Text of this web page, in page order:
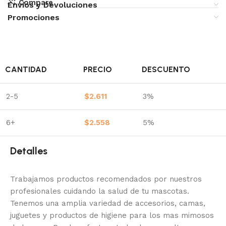
Compare
Envíos y Devoluciones
Promociones
CANTIDAD PRECIO DESCUENTO
2-5 $2.611 3%
6+ $2.558 5%
Detalles
Trabajamos productos recomendados por nuestros
profesionales cuidando la salud de tu mascotas.
Tenemos una amplia variedad de accesorios, camas,
juguetes y productos de higiene para los mas mimosos